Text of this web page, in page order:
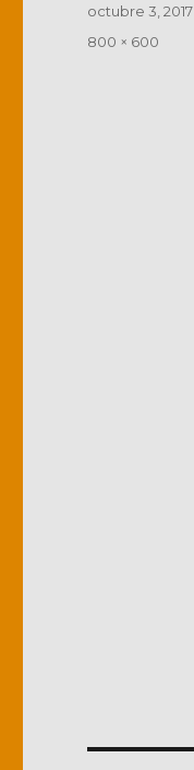
Publicado
octubre 3, 2017
Tamaño
800 × 600